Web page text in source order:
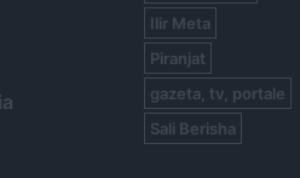
Ilir Meta
Piranjat
gazeta, tv, portale
Sali Berisha